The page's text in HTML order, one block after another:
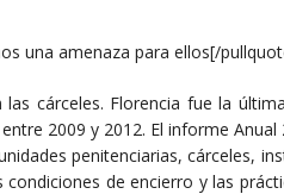
una amenaza para ellos[/
cárceles. Florencia fue la
2009 y 2012. El informe
penitenciarias, cárceles,
de encierro y las